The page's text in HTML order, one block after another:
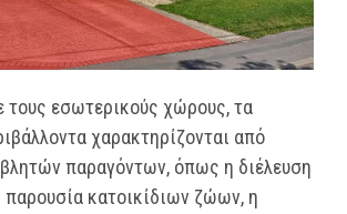
τους εσωτερικούς χώρους, τα
χαρακτηρίζονται από
παραγόντων, όπως η διέλευση
κατοικίδιων ζώων, η